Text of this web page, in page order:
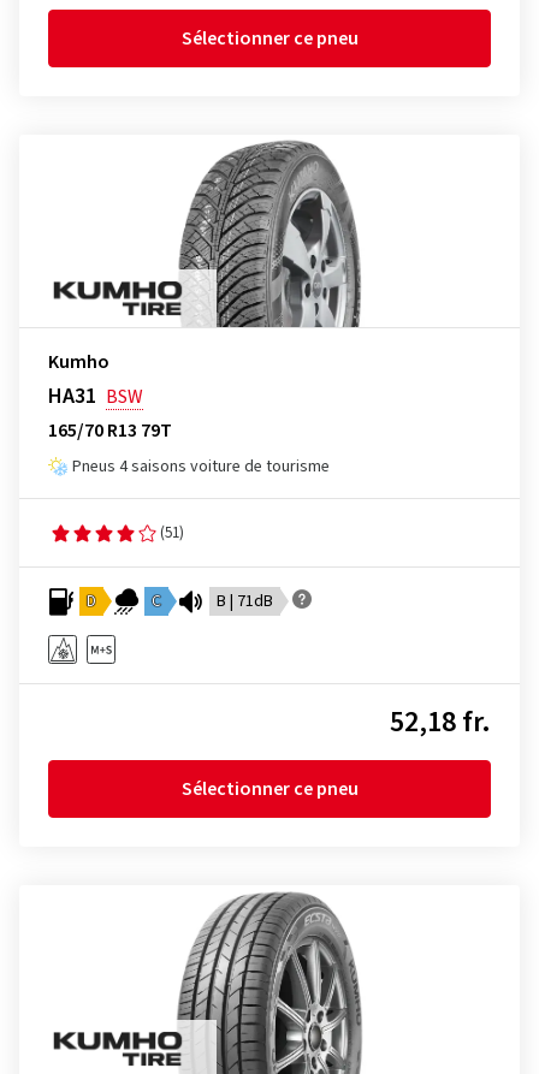
Sélectionner ce pneu
Kumho
HA31 BSW
165/70 R13 79T
Pneus 4 saisons voiture de tourisme
(51)
D C B | 71dB
52,18 fr.
Sélectionner ce pneu